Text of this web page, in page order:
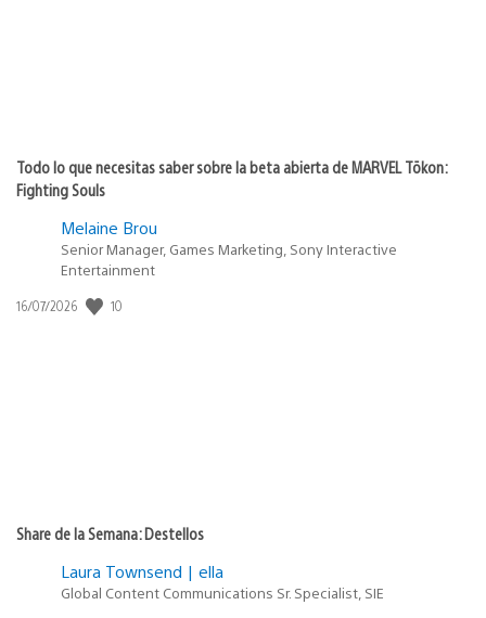
Todo lo que necesitas saber sobre la beta abierta de MARVEL Tōkon:
Fighting Souls
Melaine Brou
Senior Manager, Games Marketing, Sony Interactive
Entertainment
Fecha
16/07/2026 10
Share de la Semana: Destellos
Laura Townsend | ella
Global Content Communications Sr. Specialist, SIE